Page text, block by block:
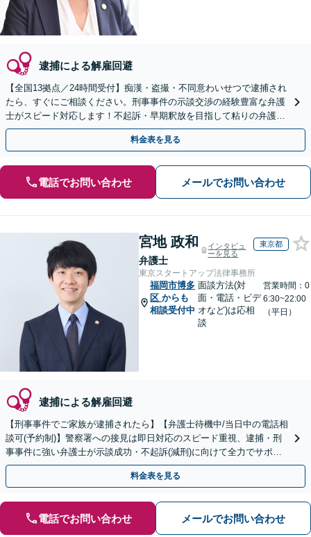
逮捕による解雇回避
【全国13拠点／24時間受付】痴漢・盗撮・不同意わいせつで逮捕され
たら、すぐにご相談ください。刑事事件の示談交渉の経験豊富な弁護
士がスピード対応します！不起訴・早期釈放を目指して粘りの弁護活
動を行います。
料金表を見る
電話でお問い合わせ メールでお問い合わせ
宮地 政和
弁護士
インタビュ
ーを見る
東京都
東京スタートアップ法律事務所
福岡市博多
区 からも
相談受付中
面談方法(対
面・電話・ビデ
オなど)は応相
談
営業時間：0
6:30~22:00
（平日）
逮捕による解雇回避
【刑事事件でご家族が逮捕されたら】【弁護士待機中/当日中の電話相
談可(予約制)】警察署への接見は即日対応のスピード重視、逮捕・刑
事事件に強い弁護士が示談成功・不起訴(減刑)に向けて全力でサポー
トします。【加害者側の相談専門】
料金表を見る
電話でお問い合わせ メールでお問い合わせ